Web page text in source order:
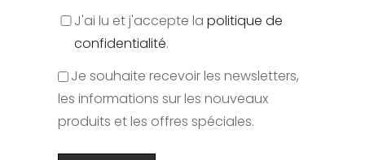
J'ai lu et j'accepte la politique de
confidentialité.
Je souhaite recevoir les newsletters,
les informations sur les nouveaux
produits et les offres spéciales.